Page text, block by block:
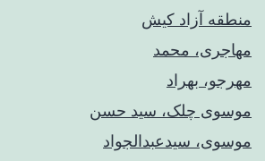
منطقه آزاد کیش
مهاجری، محمد
مهرجو، بهراد
موسوی چلک، سید حسن
موسوی، سیدعبدالجواد